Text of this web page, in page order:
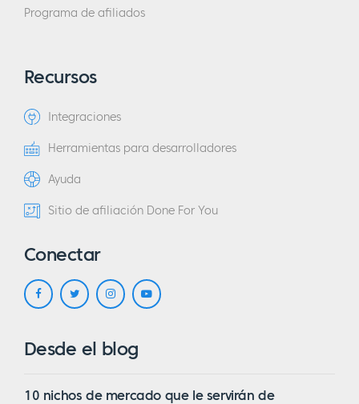
Programa de afiliados
Recursos
Integraciones
Herramientas para desarrolladores
Ayuda
Sitio de afiliación Done For You
Conectar
Desde el blog
10 nichos de mercado que le servirán de